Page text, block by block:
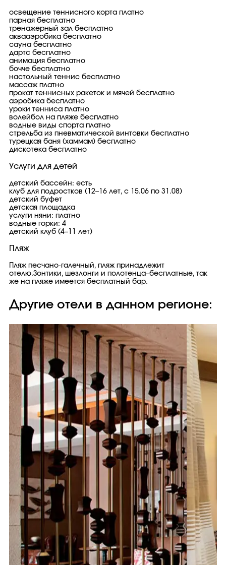
освещение теннисного корта платно
парная бесплатно
тренажерный зал бесплатно
аквааэробика бесплатно
сауна бесплатно
дартс бесплатно
анимация бесплатно
бочче бесплатно
настольный теннис бесплатно
массаж платно
прокат теннисных ракеток и мячей бесплатно
аэробика бесплатно
уроки тенниса платно
волейбол на пляже бесплатно
водные виды спорта платно
стрельба из пневматической винтовки бесплатно
турецкая баня (хаммам) бесплатно
дискотека бесплатно
Услуги для детей
детский бассейн: есть
клуб для подростков (12–16 лет, с 15.06 по 31.08)
детский буфет
детская площадка
услуги няни: платно
водные горки: 4
детский клуб (4–11 лет)
Пляж
Пляж песчано-галечный, пляж принадлежит
отелю.Зонтики, шезлонги и полотенца–бесплатные, так
же на пляже имеется бесплатный бар.
Другие отели в данном регионе: